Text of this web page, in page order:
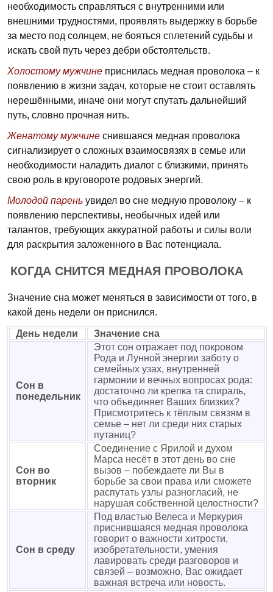
необходимость справляться с внутренними или
внешними трудностями, проявлять выдержку в борьбе
за место под солнцем, не бояться сплетений судьбы и
искать свой путь через дебри обстоятельств.
Холостому мужчине приснилась медная проволока – к
появлению в жизни задач, которые не стоит оставлять
нерешёнными, иначе они могут спутать дальнейший
путь, словно прочная нить.
Женатому мужчине снившаяся медная проволока
сигнализирует о сложных взаимосвязях в семье или
необходимости наладить диалог с близкими, принять
свою роль в круговороте родовых энергий.
Молодой парень увидел во сне медную проволоку – к
появлению перспективы, необычных идей или
талантов, требующих аккуратной работы и силы воли
для раскрытия заложенного в Вас потенциала.
КОГДА СНИТСЯ МЕДНАЯ ПРОВОЛОКА
Значение сна может меняться в зависимости от того, в
какой день недели он приснился.
День недели Значение сна
Сон в
понедельник
Этот сон отражает под покровом
Рода и Лунной энергии заботу о
семейных узах, внутренней
гармонии и вечных вопросах рода:
достаточно ли крепка та спираль,
что объединяет Ваших близких?
Присмотритесь к тёплым связям в
семье – нет ли среди них старых
путаниц?
Сон во
вторник
Соединение с Ярилой и духом
Марса несёт в этот день во сне
вызов – побеждаете ли Вы в
борьбе за свои права или сможете
распутать узлы разногласий, не
нарушая собственной целостности?
Сон в среду
Под властью Велеса и Меркурия
приснившаяся медная проволока
говорит о важности хитрости,
изобретательности, умения
лавировать среди разговоров и
связей – возможно, Вас ожидает
важная встреча или новость.